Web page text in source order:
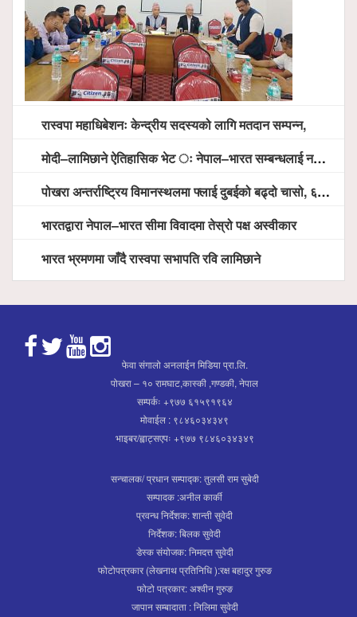
रास्वपा महाधिबेशनः केन्द्रीय सदस्यको लागि मतदान सम्पन्न,
मोदी–लामिछाने ऐतिहासिक भेट ः नेपाल–भारत सम्बन्धलाई नयाँ उचाइमा पु¥याउने साझा प्रतिबद्धता
पोखरा अन्तर्राष्ट्रिय विमानस्थलमा फ्लाई दुबईको बढ्दो चासो, ६ घण्टा लामो प्राविधिक निरीक्षणपछि दैनिक उडानको ढोका खुल्दै
भारतद्वारा नेपाल–भारत सीमा विवादमा तेस्रो पक्ष अस्वीकार
भारत भ्रमणमा जाँदै रास्वपा सभापति रवि लामिछाने
फेवा संगालो अनलाईन मिडिया प्रा.लि.
पोखरा – १० रामघाट,कास्की ,गण्डकी, नेपाल
सम्पर्कः +९७७ ६१५९१९६४
मोवाईल : ९८४६०३४३४९
भाइबर/ह्वाट्सएपः +९७७ ९८४६०३४३४९
सन्चालक/ प्रधान सम्पाद्क: तुलसी राम सुबेदी
सम्पादक :अनील कार्की
प्रवन्ध निर्देशक: शान्ती सुवेदी
निर्देशक: बिलक सुवेदी
डेस्क संयोजक: निमदत्त सुवेदी
फोटोपत्रकार (लेखनाथ प्रतिनिधि ):रक्ष बहादुर गुरुङ
फोटो पत्रकार: अश्वीन गुरुङ
जापान सम्बादाता : निलिमा सुवेदी